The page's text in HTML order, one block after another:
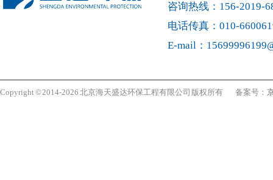
咨询热线：156-2019-
电话传真：010-
E-mail：
Copyright © 2014-2026 北京海天盛达环保工程有限公司 版权所有 备案号：